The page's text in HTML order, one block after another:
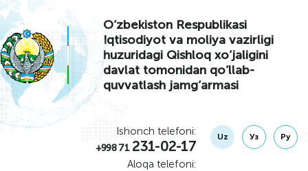
O’zbekiston Respublikasi
Iqtisodiyot va moliya vazirligi
huzuridagi Qishloq xo’jaligini
davlat tomonidan qo’llab-
quvvatlash jamg’armasi
Ishonch telefoni:
+998 71231-02-17
Aloqa telefoni:
Uz Уз Ру